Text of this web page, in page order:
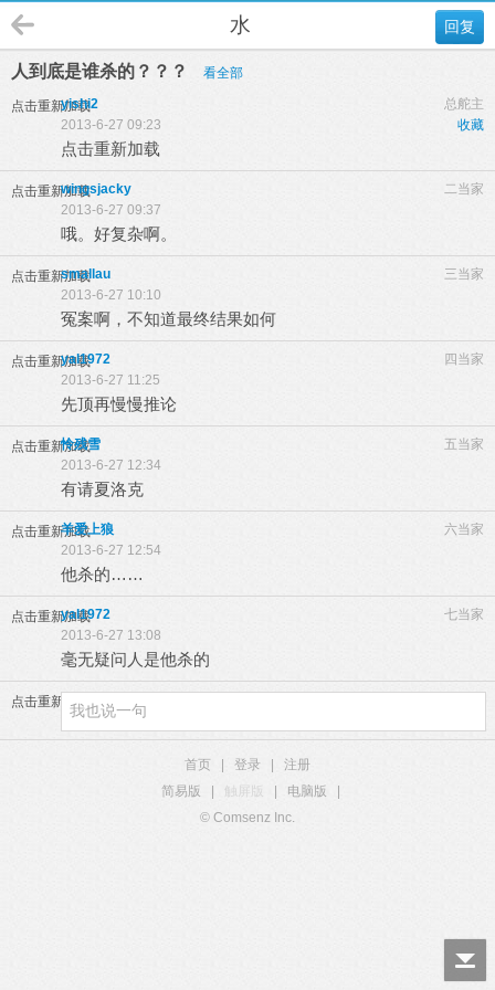
回复
水
人到底是谁杀的？？？ 看全部
点击重新加载 总舵主
yishi2
收藏
2013-6-27 09:23
点击重新加载
点击重新加载 二当家
wingsjacky
2013-6-27 09:37
哦。好复杂啊。
点击重新加载 三当家
smallau
2013-6-27 10:10
冤案啊，不知道最终结果如何
点击重新加载 四当家
yal1972
2013-6-27 11:25
先顶再慢慢推论
点击重新加载 五当家
怜残雪
2013-6-27 12:34
有请夏洛克
点击重新加载 六当家
羊爱上狼
2013-6-27 12:54
他杀的……
点击重新加载 七当家
yal1972
2013-6-27 13:08
毫无疑问人是他杀的
点击重新加载
首页 登录
注册
简易版
触屏版 电脑版
© Comsenz Inc.